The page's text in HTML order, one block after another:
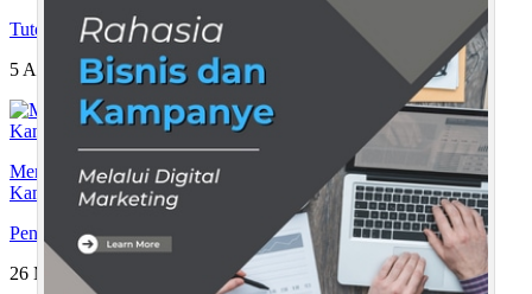
Tutorial
5 Apr 2026 |78
Membangun Jiwa Wirausaha di Kalangan Mahasiswa: Peran
Kampus sebagai Pusat Pengembangan
Pendidikan
26 Maret 2024 |